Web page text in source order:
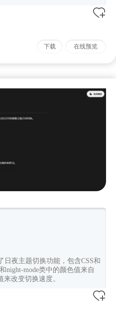
下载 在线预览
夜主题切换功能，包含CSS和
night-mode类中的颜色值来自
来改变切换速度。